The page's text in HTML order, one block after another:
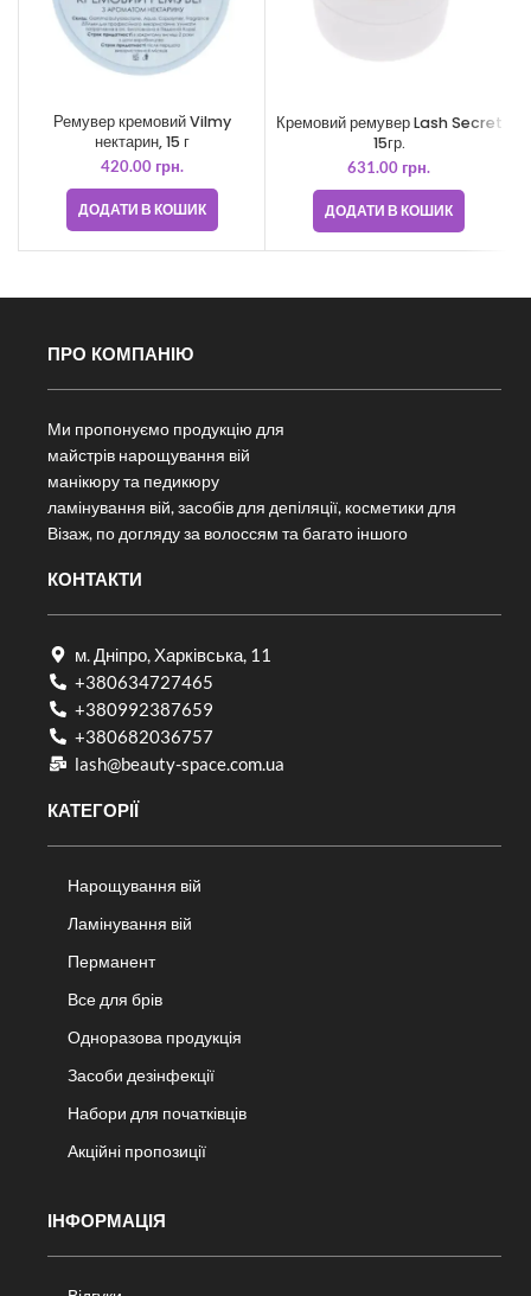
Ремувер кремовий Vilmy
нектарин, 15 г
420.00 грн.
ДОДАТИ В КОШИК
Кремовий ремувер Lash Secret
15гр.
631.00 грн.
ДОДАТИ В КОШИК
ПРО КОМПАНІЮ
Ми пропонуємо продукцію для
майстрів нарощування вій
манікюру та педикюру
ламінування вій, засобів для депіляції, косметики для
Візаж, по догляду за волоссям та багато іншого
КОНТАКТИ
м. Дніпро, Харківська, 11
+380634727465
+380992387659
+380682036757​
lash@beauty-space.com.ua
КАТЕГОРІЇ
Нарощування вій
Ламінування вій
Перманент
Все для брів
Одноразова продукція
Засоби дезінфекції
Набори для початківців
Акційні пропозиції
ІНФОРМАЦІЯ